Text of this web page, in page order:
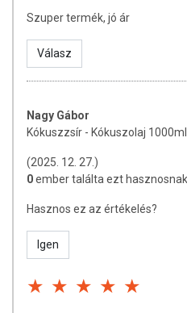
Szuper termék, jó ár
Válasz
Nagy Gábor
Kókuszzsír - Kókuszolaj 1000ml
(2025. 12. 27.)
0ember találta ezt hasznosnak
Hasznos ez az értékelés?
Igen